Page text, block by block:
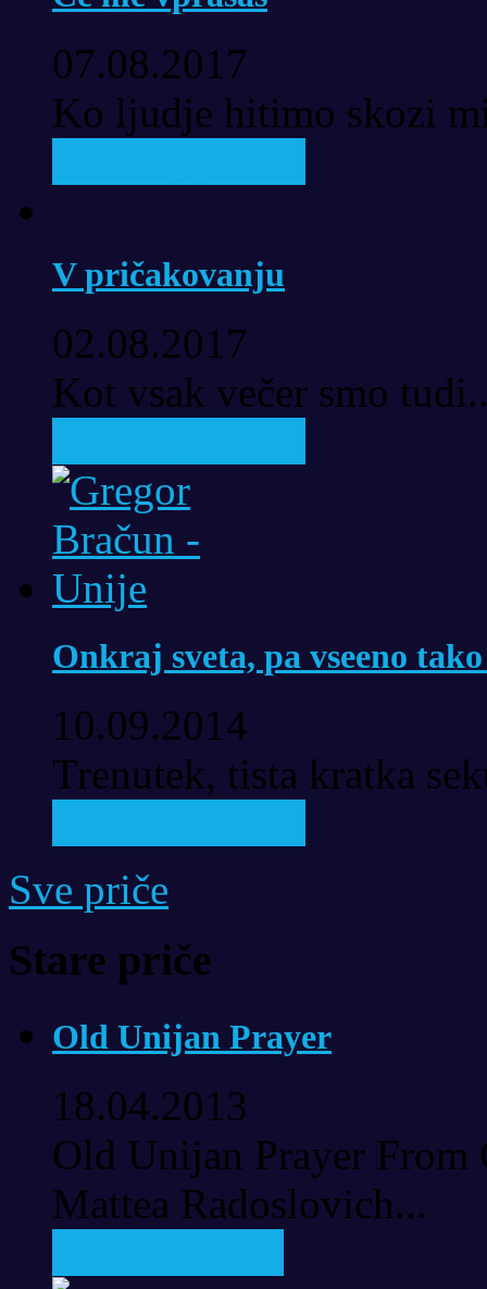
07.08.2017
Ko ljudje hitimo skozi
V pričakovanju
02.08.2017
Kot vsak večer smo
Onkraj sveta, pa vseeno
10.09.2014
Trenutek, tista kratka
Sve priče
Stare priče
Old Unijan Prayer
18.04.2013
Old Unijan Prayer From
Mattea Radoslovich...